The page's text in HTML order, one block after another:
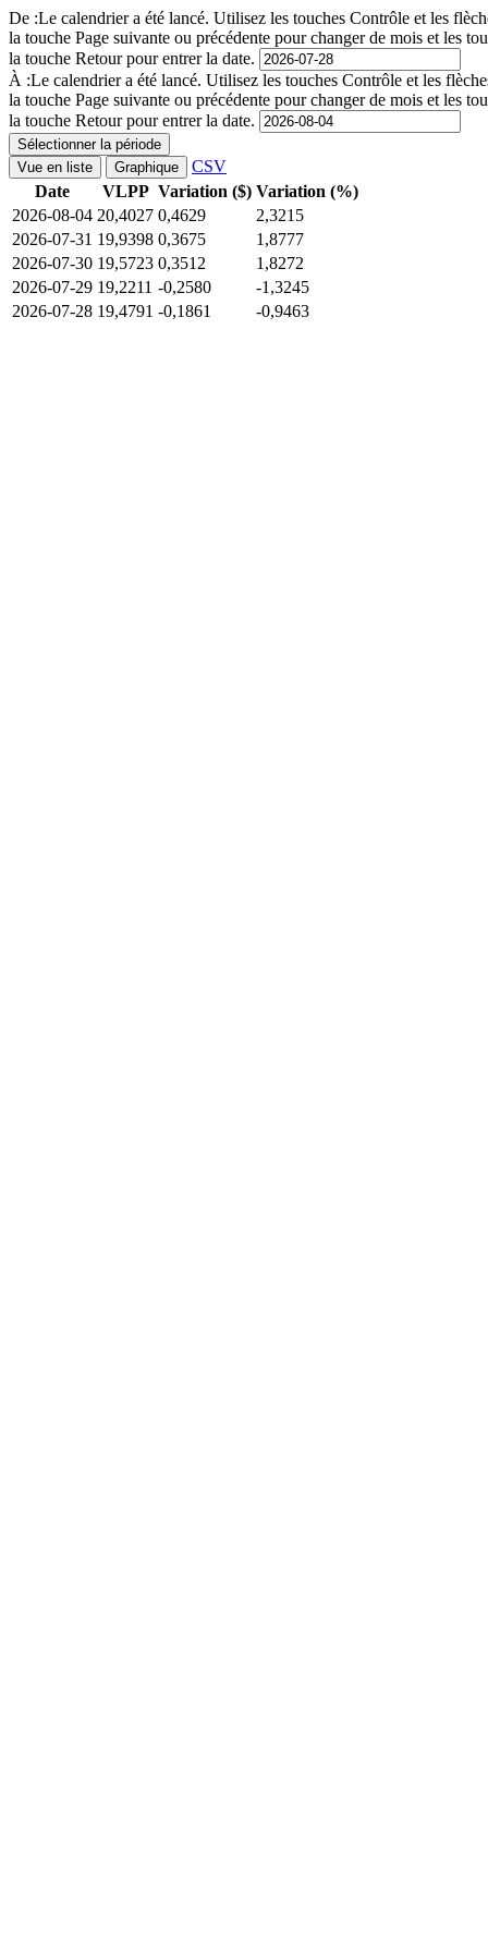
De :Le calendrier a été lancé. Utilisez les touches Contrôle et les
la touche Page suivante ou précédente pour changer de mois et les
la touche Retour pour entrer la date.
À :Le calendrier a été lancé. Utilisez les touches Contrôle et les
la touche Page suivante ou précédente pour changer de mois et les
la touche Retour pour entrer la date.
Sélectionner la période
Vue en liste
Graphique
CSV
Date
VLPP Variation ($) Variation (%)
2026-08-04 20,4027 0,4629
2,3215
2026-07-31 19,9398 0,3675
1,8777
2026-07-30 19,5723 0,3512
1,8272
2026-07-29 19,2211 -0,2580
-1,3245
2026-07-28 19,4791 -0,1861 -0,9463